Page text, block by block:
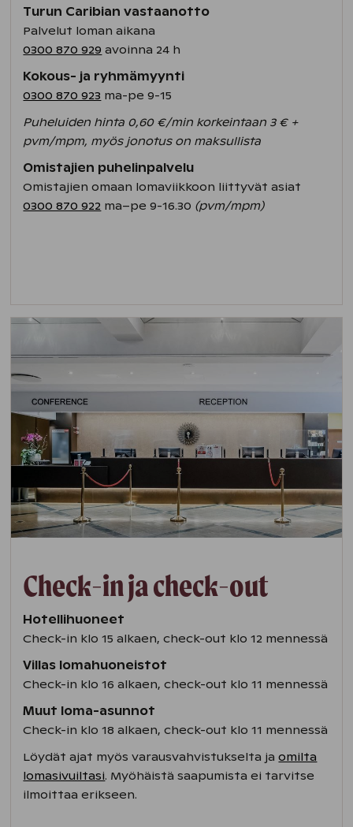
Turun Caribian vastaanotto
Palvelut loman aikana
0300 870 929 avoinna 24 h
Kokous- ja ryhmämyynti
0300 870 923 ma-pe 9-15
Puheluiden hinta 0,60 €/min korkeintaan 3 € +
pvm/mpm, myös jonotus on maksullista
Omistajien puhelinpalvelu
Omistajien omaan lomaviikkoon liittyvät asiat
0300 870 922 ma–pe 9-16.30 (pvm/mpm)
Check-in ja check-out
Hotellihuoneet
Check-in klo 15 alkaen, check-out klo 12 mennessä
Villas lomahuoneistot
Check-in klo 16 alkaen, check-out klo 11 mennessä
Muut loma-asunnot
Check-in klo 18 alkaen, check-out klo 11 mennessä
Löydät ajat myös varausvahvistukselta jaomilta
lomasivuiltasi. Myöhäistä saapumista ei tarvitse
ilmoittaa erikseen.